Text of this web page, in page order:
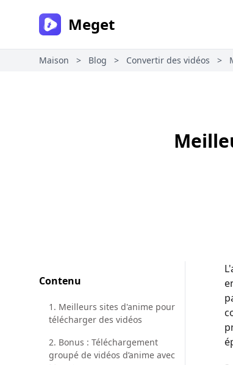
Meget
Maison > Blog > Convertir des vidéos >
Contenu
1. Meilleurs sites d'anime pour
télécharger des vidéos
2. Bonus : Téléchargement
groupé de vidéos d’anime avec